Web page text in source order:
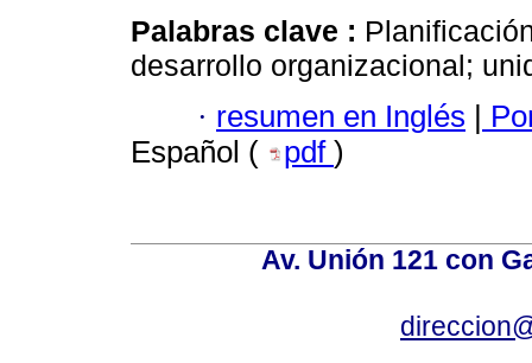
Palabras clave :
desarrollo organizacional;
· resumen en Inglés |
Español (
pdf )
Av. Unión 121 con